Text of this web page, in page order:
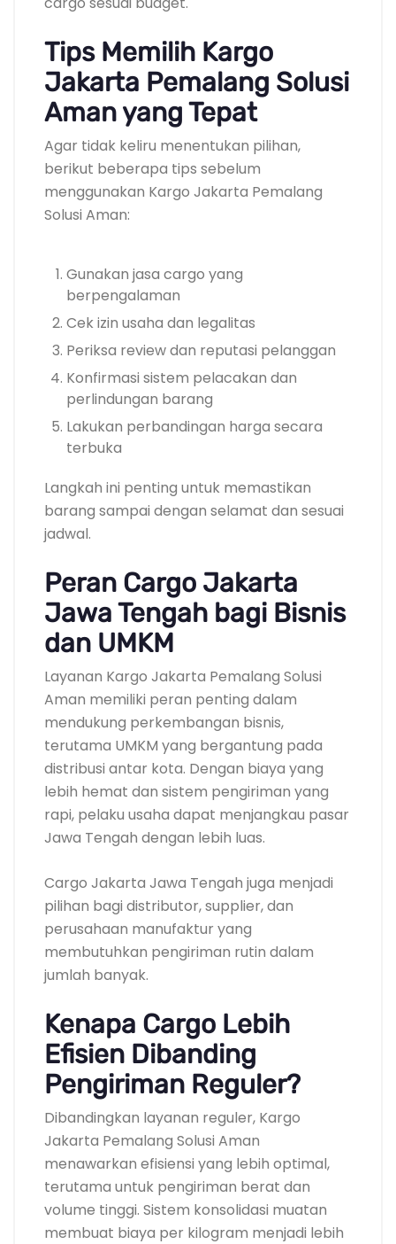
Tips Memilih Kargo
Jakarta Pemalang Solusi
Aman yang Tepat
Agar tidak keliru menentukan pilihan,
berikut beberapa tips sebelum
menggunakan Kargo Jakarta Pemalang
Solusi Aman:
Gunakan jasa cargo yang
berpengalaman
Cek izin usaha dan legalitas
Periksa review dan reputasi pelanggan
Konfirmasi sistem pelacakan dan
perlindungan barang
Lakukan perbandingan harga secara
terbuka
Langkah ini penting untuk memastikan
barang sampai dengan selamat dan sesuai
jadwal.
Peran Cargo Jakarta
Jawa Tengah bagi Bisnis
dan UMKM
Layanan Kargo Jakarta Pemalang Solusi
Aman memiliki peran penting dalam
mendukung perkembangan bisnis,
terutama UMKM yang bergantung pada
distribusi antar kota. Dengan biaya yang
lebih hemat dan sistem pengiriman yang
rapi, pelaku usaha dapat menjangkau pasar
Jawa Tengah dengan lebih luas.
Cargo Jakarta Jawa Tengah juga menjadi
pilihan bagi distributor, supplier, dan
perusahaan manufaktur yang
membutuhkan pengiriman rutin dalam
jumlah banyak.
Kenapa Cargo Lebih
Efisien Dibanding
Pengiriman Reguler?
Dibandingkan layanan reguler, Kargo
Jakarta Pemalang Solusi Aman
menawarkan efisiensi yang lebih optimal,
terutama untuk pengiriman berat dan
volume tinggi. Sistem konsolidasi muatan
membuat biaya per kilogram menjadi lebih